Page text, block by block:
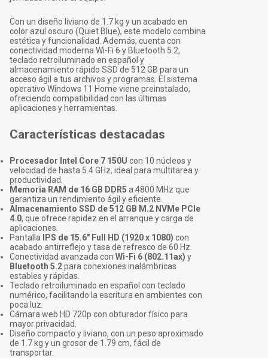
Con un diseño liviano de 1.7 kg y un acabado en
color azul oscuro (Quiet Blue), este modelo combina
estética y funcionalidad. Además, cuenta con
conectividad moderna Wi-Fi 6 y Bluetooth 5.2,
teclado retroiluminado en español y
almacenamiento rápido SSD de 512 GB para un
acceso ágil a tus archivos y programas. El sistema
operativo Windows 11 Home viene preinstalado,
ofreciendo compatibilidad con las últimas
aplicaciones y herramientas.
Características destacadas
Procesador Intel Core 7 150U con 10 núcleos y
velocidad de hasta 5.4 GHz, ideal para multitarea y
productividad.
Memoria RAM de 16 GB DDR5 a 4800 MHz que
garantiza un rendimiento ágil y eficiente.
Almacenamiento SSD de 512 GB M.2 NVMe PCIe
4.0, que ofrece rapidez en el arranque y carga de
aplicaciones.
Pantalla
IPS de 15.6" Full HD (1920 x 1080) con
acabado antirreflejo y tasa de refresco de 60 Hz.
Conectividad avanzada con Wi-Fi 6 (802.11ax) y
Bluetooth 5.2para conexiones inalámbricas
estables y rápidas.
Teclado retroiluminado en español con teclado
numérico, facilitando la escritura en ambientes con
poca luz.
Cámara web HD 720p con obturador físico para
mayor privacidad.
Diseño compacto y liviano, con un peso aproximado
de 1.7 kg y un grosor de 1.79 cm, fácil de
transportar.